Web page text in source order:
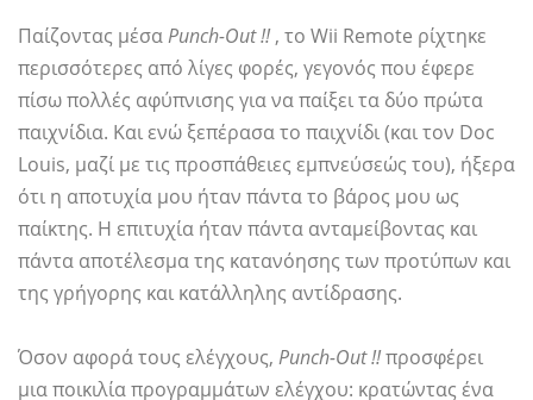
Παίζοντας μέσαPunch-Out !!, το Wii Remote ρίχτηκε
περισσότερες από λίγες φορές, γεγονός που έφερε
πίσω πολλές αφύπνισης για να παίξει τα δύο πρώτα
παιχνίδια. Και ενώ ξεπέρασα το παιχνίδι (και τον Doc
Louis, μαζί με τις προσπάθειες εμπνεύσεώς του), ήξερα
ότι η αποτυχία μου ήταν πάντα το βάρος μου ως
παίκτης. Η επιτυχία ήταν πάντα ανταμείβοντας και
πάντα αποτέλεσμα της κατανόησης των προτύπων και
της γρήγορης και κατάλληλης αντίδρασης.
Όσον αφορά τους ελέγχους, Punch-Out !!προσφέρει
μια ποικιλία προγραμμάτων ελέγχου: κρατώντας ένα